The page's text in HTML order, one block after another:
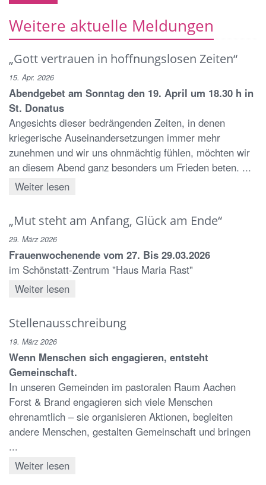
Weitere aktuelle Meldungen
„Gott vertrauen in hoffnungslosen Zeiten“
15. Apr. 2026
Abendgebet am Sonntag den 19. April um 18.30 h in
St. Donatus
Angesichts dieser bedrängenden Zeiten, in denen
kriegerische Auseinandersetzungen immer mehr
zunehmen und wir uns ohnmächtig fühlen, möchten wir
an diesem Abend ganz besonders um Frieden beten. ...
Weiter lesen
„Mut steht am Anfang, Glück am Ende“
29. März 2026
Frauenwochenende vom 27. Bis 29.03.2026
im Schönstatt-Zentrum "Haus Maria Rast"
Weiter lesen
Stellenausschreibung
19. März 2026
Wenn Menschen sich engagieren, entsteht
Gemeinschaft.
In unseren Gemeinden im pastoralen Raum Aachen
Forst & Brand engagieren sich viele Menschen
ehrenamtlich – sie organisieren Aktionen, begleiten
andere Menschen, gestalten Gemeinschaft und bringen
...
Weiter lesen